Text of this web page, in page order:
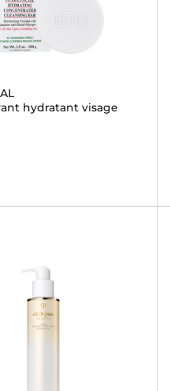
hydratant visage